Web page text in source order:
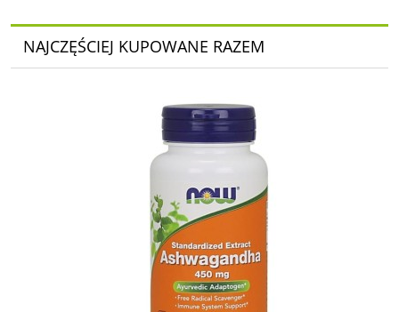
NAJCZĘŚCIEJ KUPOWANE RAZEM